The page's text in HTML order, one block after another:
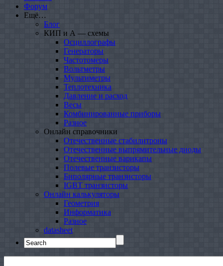
Форум
Ещё…
Блог
КИП и А — схемы
Осциллографы
Генераторы
Частотомеры
Вольтметры
Мультиметры
Теплотехника
Давление и расход
Весы
Комбинированные приборы
Разное
Онлайн справочники
Отечественные стабилитроны
Отечественные выпрямительные диоды
Отечественные варикапы
Полевые транзисторы
Биполярные транзисторы
IGBT транзисторы
Онлайн калькуляторы
Геометрия
Информатика
Разное
datasheet
Search
for: